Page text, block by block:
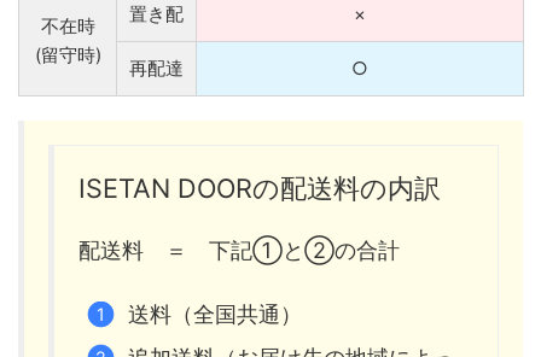
不在時
(留守時)
置き配 ×
再配達 ○
ISETAN DOORの配送料の内訳
配送料 ＝ 下記①と②の合計
送料（全国共通）